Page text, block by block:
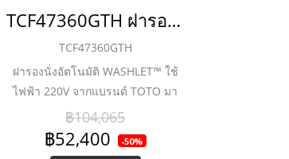
TCF47360GTH ฝารองนั่งอัตโนมัติ Washlet พร้อมระบบฉีดชำระในตัว
TCF47360GTH
ฝารองนั่งอัตโนมัติ WASHLET™ ใช้
ไฟฟ้า 220V จากแบรนด์ TOTO มา
พร้อมแผงควบคุมด้านข้าง ใช้งาน
ง่าย ผสานกับเทคโนโลยีที่ล้ำสมัย
อาทิ ระบบก้านฉีดชำระในตัว, ฝารอง
฿104,065
฿52,400 -50%